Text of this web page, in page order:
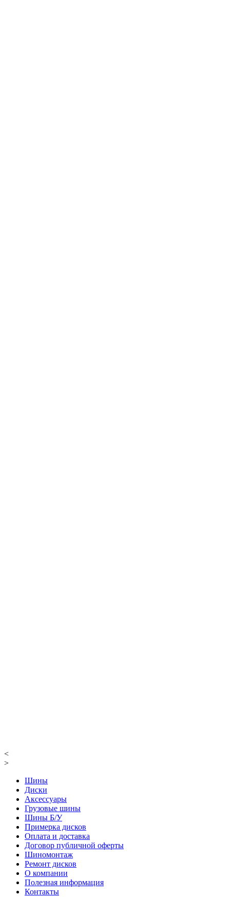
<
>
Шины
Диски
Аксессуары
Грузовые шины
Шины Б/У
Примерка дисков
Оплата и доставка
Договор публичной оферты
Шиномонтаж
Ремонт дисков
О компании
Полезная информация
Контакты